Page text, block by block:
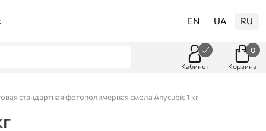
EN UA RU
Кабинет Корзина
0
стандартная фотополимерная смола Anycubic 1 кг